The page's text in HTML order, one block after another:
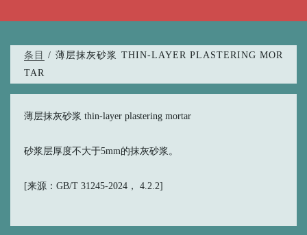
条目
/ 薄层抹灰砂浆 THIN-LAYER PLASTERING MOR
TAR
薄层抹灰砂浆 thin-layer plastering mortar
砂浆层厚度不大于5mm的抹灰砂浆。
[来源：GB/T 31245-2024， 4.2.2]